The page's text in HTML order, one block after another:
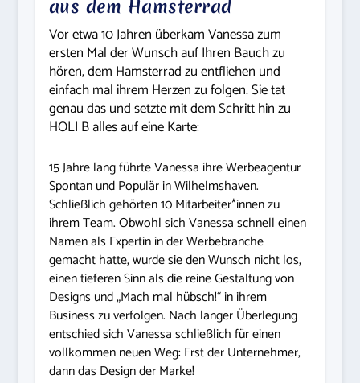
aus dem Hamsterrad
Vor etwa 10 Jahren überkam Vanessa zum
ersten Mal der Wunsch auf Ihren Bauch zu
hören, dem Hamsterrad zu entfliehen und
einfach mal ihrem Herzen zu folgen. Sie tat
genau das und setzte mit dem Schritt hin zu
HOLI B alles auf eine Karte:
15 Jahre lang führte Vanessa ihre Werbeagentur
Spontan und Populär in Wilhelmshaven.
Schließlich gehörten 10 Mitarbeiter*innen zu
ihrem Team. Obwohl sich Vanessa schnell einen
Namen als Expertin in der Werbebranche
gemacht hatte, wurde sie den Wunsch nicht los,
einen tieferen Sinn als die reine Gestaltung von
Designs und „Mach mal hübsch!“ in ihrem
Business zu verfolgen. Nach langer Überlegung
entschied sich Vanessa schließlich für einen
vollkommen neuen Weg: Erst der Unternehmer,
dann das Design der Marke!